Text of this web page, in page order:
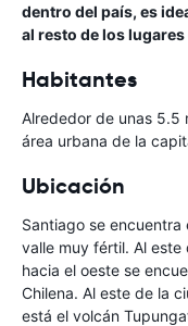
dentro del país, es
al resto de los
Habitantes
Alrededor de unas 5.5
área urbana de la
Ubicación
Santiago se encuentra
valle muy fértil. Al este
hacia el oeste se
Chilena. Al este de la
está el volcán